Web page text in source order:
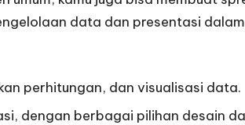
data dan presentasi
perhitungan, dan visualisasi data.
dengan berbagai pilihan desain